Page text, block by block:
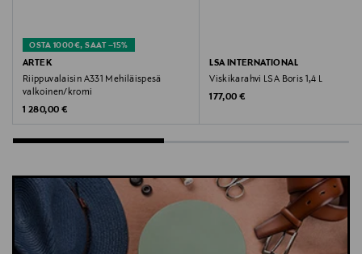
OSTA 1000€, SAAT –15%
ARTEK
Riippuvalaisin A331 Mehiläispesä
valkoinen/kromi
Original Price
1 280,00 €
LSA INTERNATIONAL
Viskikarahvi LSA Boris 1,4 L
Original Price
177,00 €